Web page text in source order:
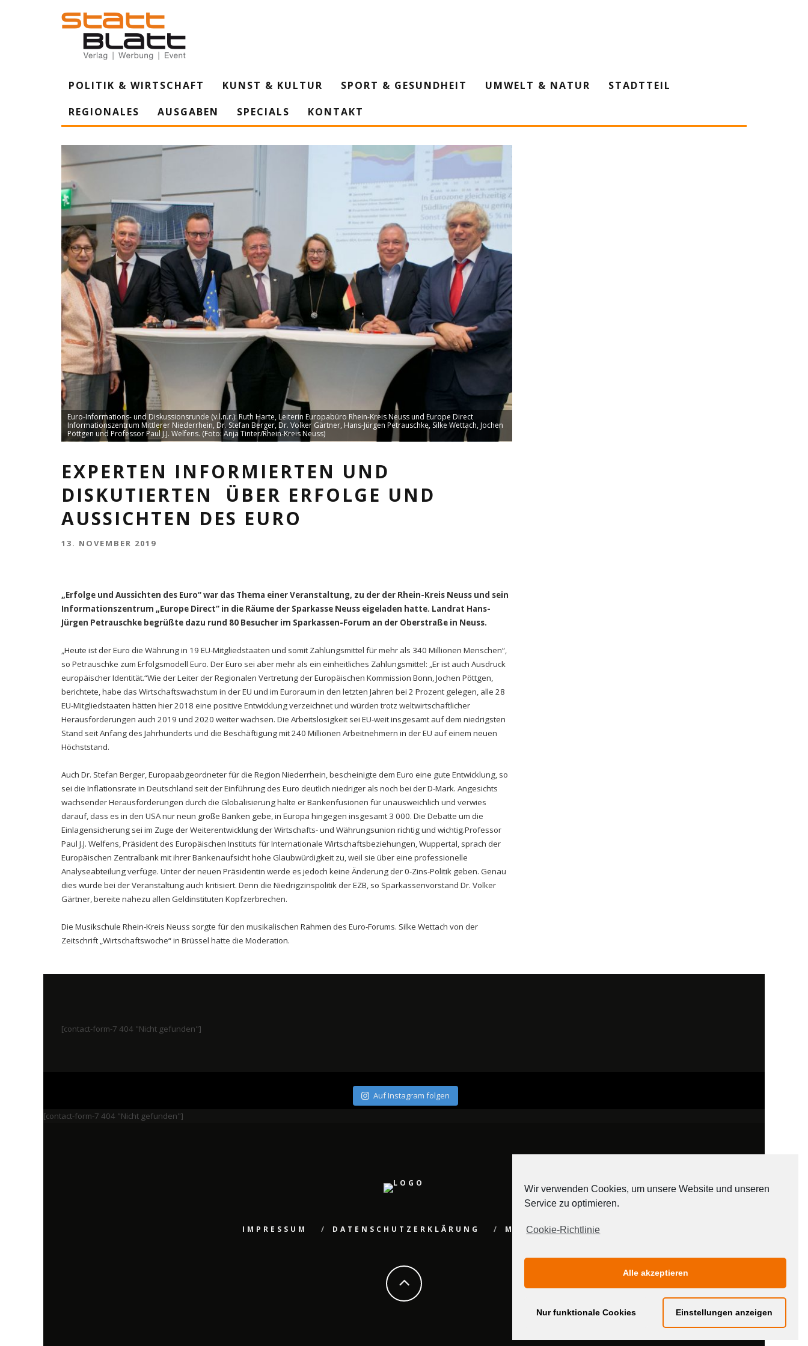
POLITIK & WIRTSCHAFT KUNST & KULTUR SPORT & GESUNDHEIT UMWELT & NATUR
STADTTEIL
REGIONALES
AUSGABEN SPECIALS KONTAKT
Euro-Informations- und Diskussionsrunde (v.l.n.r.): Ruth Harte, Leiterin Europabüro Rhein-Kreis Neuss und Europe Direct
Informationszentrum Mittlerer Niederrhein, Dr. Stefan Berger, Dr. Volker Gärtner, Hans-Jürgen Petrauschke, Silke Wettach, Jochen
Pöttgen und Professor Paul J.J. Welfens. (Foto: Anja Tinter/Rhein-Kreis Neuss)
EXPERTEN INFORMIERTEN UND
DISKUTIERTEN ÜBER ERFOLGE UND
AUSSICHTEN DES EURO
13. NOVEMBER 2019
„Erfolge und Aussichten des Euro“ war das Thema einer Veranstaltung, zu der der Rhein-Kreis Neuss und sein
Informationszentrum „Europe Direct“ in die Räume der Sparkasse Neuss eigeladen hatte. Landrat Hans-
Jürgen Petrauschke begrüßte dazu rund 80 Besucher im Sparkassen-Forum an der Oberstraße in Neuss.
„Heute ist der Euro die Währung in 19 EU-Mitgliedstaaten und somit Zahlungsmittel für mehr als 340 Millionen Menschen“,
so Petrauschke zum Erfolgsmodell Euro. Der Euro sei aber mehr als ein einheitliches Zahlungsmittel: „Er ist auch Ausdruck
europäischer Identität.“Wie der Leiter der Regionalen Vertretung der Europäischen Kommission Bonn, Jochen Pöttgen,
berichtete, habe das Wirtschaftswachstum in der EU und im Euroraum in den letzten Jahren bei 2 Prozent gelegen, alle 28
EU-Mitgliedstaaten hätten hier 2018 eine positive Entwicklung verzeichnet und würden trotz weltwirtschaftlicher
Herausforderungen auch 2019 und 2020 weiter wachsen. Die Arbeitslosigkeit sei EU-weit insgesamt auf dem niedrigsten
Stand seit Anfang des Jahrhunderts und die Beschäftigung mit 240 Millionen Arbeitnehmern in der EU auf einem neuen
Höchststand.
Auch Dr. Stefan Berger, Europaabgeordneter für die Region Niederrhein, bescheinigte dem Euro eine gute Entwicklung, so
sei die Inflationsrate in Deutschland seit der Einführung des Euro deutlich niedriger als noch bei der D-Mark. Angesichts
wachsender Herausforderungen durch die Globalisierung halte er Bankenfusionen für unausweichlich und verwies
darauf, dass es in den USA nur neun große Banken gebe, in Europa hingegen insgesamt 3 000. Die Debatte um die
Einlagensicherung sei im Zuge der Weiterentwicklung der Wirtschafts- und Währungsunion richtig und wichtig.Professor
Paul J.J. Welfens, Präsident des Europäischen Instituts für Internationale Wirtschaftsbeziehungen, Wuppertal, sprach der
Europäischen Zentralbank mit ihrer Bankenaufsicht hohe Glaubwürdigkeit zu, weil sie über eine professionelle
Analyseabteilung verfüge. Unter der neuen Präsidentin werde es jedoch keine Änderung der 0-Zins-Politik geben. Genau
dies wurde bei der Veranstaltung auch kritisiert. Denn die Niedrigzinspolitik der EZB, so Sparkassenvorstand Dr. Volker
Gärtner, bereite nahezu allen Geldinstituten Kopfzerbrechen.
Die Musikschule Rhein-Kreis Neuss sorgte für den musikalischen Rahmen des Euro-Forums. Silke Wettach von der
Zeitschrift „Wirtschaftswoche“ in Brüssel hatte die Moderation.
[contact-form-7 404 "Nicht gefunden"]
Auf Instagram folgen
[contact-form-7 404 "Nicht gefunden"]
IMPRESSUM DATENSCHUTZERKLÄRUNG MEDIADATEN
Wir verwenden Cookies, um unsere Website und unseren
Service zu optimieren.
Cookie-Richtlinie
Alle akzeptieren
Nur funktionale Cookies Einstellungen anzeigen